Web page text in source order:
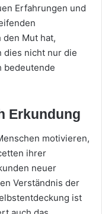
Erfahrungen und
den Mut hat,
dies nicht nur die
bedeutende
Erkundung
motivieren,
ihrer
neuer
Verständnis der
ist